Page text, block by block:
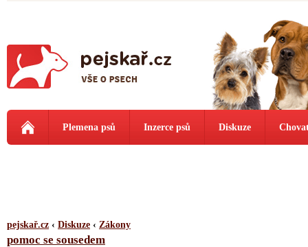
Plemena psů Inzerce psů Diskuze
pejskař.cz ‹ Diskuze ‹ Zákony
pomoc se sousedem